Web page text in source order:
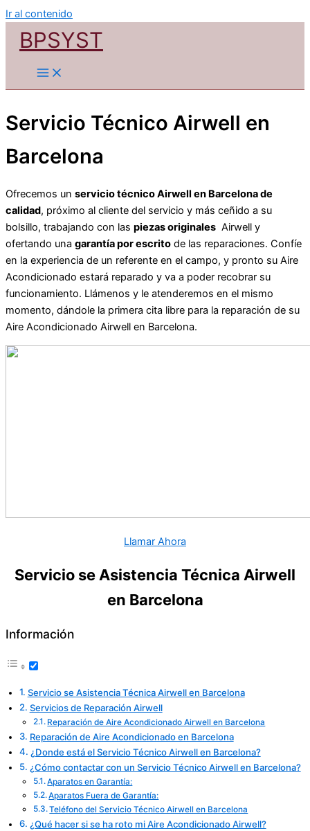
Ir al contenido
BPSYST
Servicio Técnico Airwell en
Barcelona
Ofrecemos un servicio técnico Airwell en Barcelona de
calidad, próximo al cliente del servicio y más ceñido a su
bolsillo, trabajando con las piezas originales Airwell y
ofertando una garantía por escrito de las reparaciones. Confíe
en la experiencia de un referente en el campo, y pronto su Aire
Acondicionado estará reparado y va a poder recobrar su
funcionamiento. Llámenos y le atenderemos en el mismo
momento, dándole la primera cita libre para la reparación de su
Aire Acondicionado Airwell en Barcelona.
Llamar Ahora
Servicio se Asistencia Técnica Airwell
en Barcelona
Información
Servicio se Asistencia Técnica Airwell en Barcelona
Servicios de Reparación Airwell
Reparación de Aire Acondicionado Airwell en Barcelona
Reparación de Aire Acondicionado en Barcelona
¿Donde está el Servicio Técnico Airwell en Barcelona?
¿Cómo contactar con un Servicio Técnico Airwell en Barcelona?
Aparatos en Garantía:
Aparatos Fuera de Garantía:
Teléfono del Servicio Técnico Airwell en Barcelona
¿Qué hacer si se ha roto mi Aire Acondicionado Airwell?